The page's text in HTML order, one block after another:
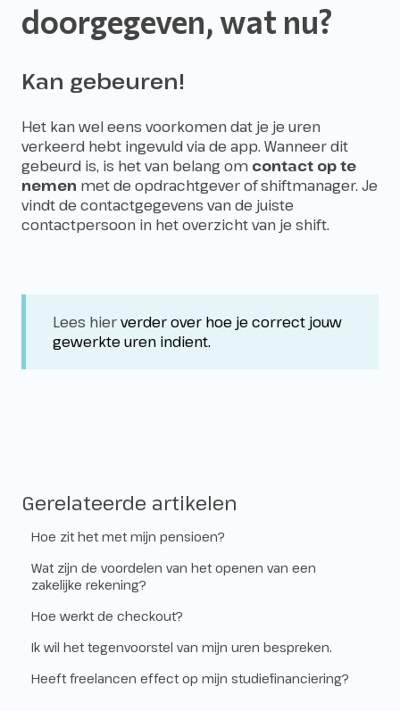
doorgegeven, wat nu?
Kan gebeuren!
Het kan wel eens voorkomen dat je je uren
verkeerd hebt ingevuld via de app. Wanneer dit
gebeurd is, is het van belang om contact op te
nemen met de opdrachtgever of shiftmanager. Je
vindt de contactgegevens van de juiste
contactpersoon in het overzicht van je shift.
Lees hierverder over hoe je correct jouw
gewerkte uren indient.
Gerelateerde artikelen
Hoe zit het met mijn pensioen?
Wat zijn de voordelen van het openen van een
zakelijke rekening?
Hoe werkt de checkout?
Ik wil het tegenvoorstel van mijn uren bespreken.
Heeft freelancen effect op mijn studiefinanciering?